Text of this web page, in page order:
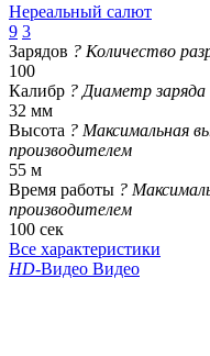
Нереальный салют
9 3
Зарядов ? Количество
100
Калибр ? Диаметр заряда
32 мм
Высота ? Максимальная
производителем
55 м
Время работы ?
производителем
100 сек
Все характеристики
HD-Видео Видео